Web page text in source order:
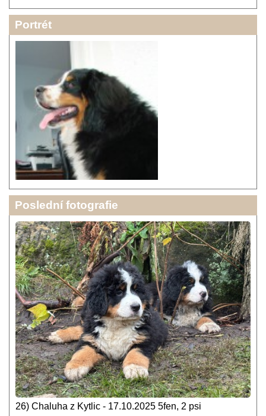
Portrét
Poslední fotografie
26) Chaluha z Kytlic - 17.10.2025 5fen, 2 psi